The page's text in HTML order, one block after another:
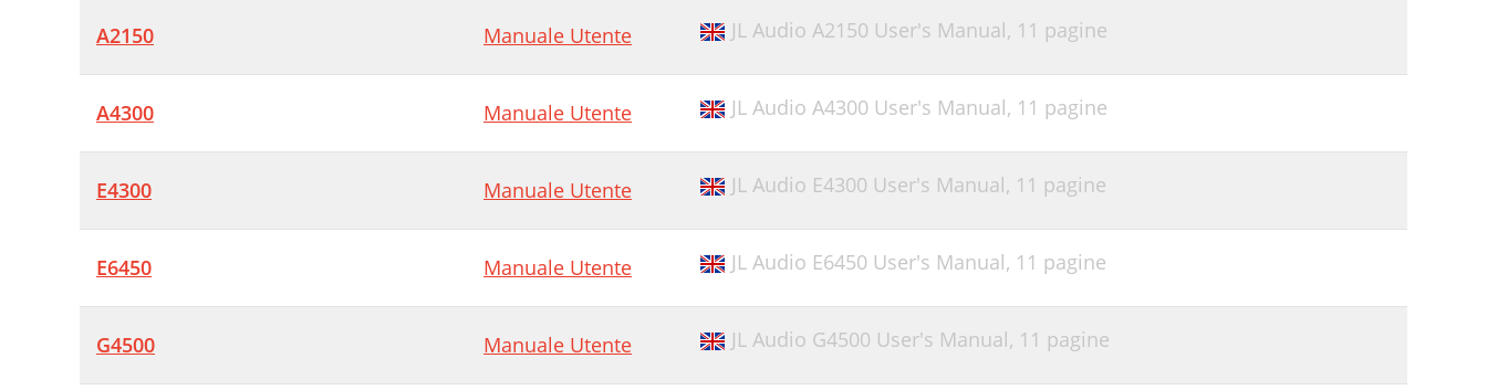
A2150 Manuale Utente JL Audio A2150 User's Manual, 11 pagine
A4300 Manuale Utente JL Audio A4300 User's Manual, 11 pagine
E4300 Manuale Utente JL Audio E4300 User's Manual, 11 pagine
E6450 Manuale Utente JL Audio E6450 User's Manual, 11 pagine
G4500 Manuale Utente JL Audio G4500 User's Manual, 11 pagine